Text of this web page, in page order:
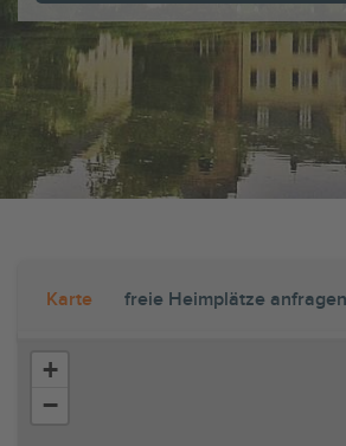
Karte freie Heimplätze anfragen
+
−